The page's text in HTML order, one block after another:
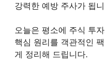
강력한 예방 주사가 됩
오늘은 평소에 주식 투
핵심 원리를 객관적인
게 정리해 드립니다.